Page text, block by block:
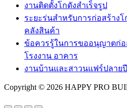
งานติดตั้งโกดังสำเร็จรูป
ระยะร่นสำหรับการก่อสร้างโ
คลังสินค้า
ข้อควรรู้ในการขออนุญาตก่อ
โรงงาน อาคาร
งานบ้านและสาวนแฟร์ปลายปี
Copyright © 2026 HAPPY PRO